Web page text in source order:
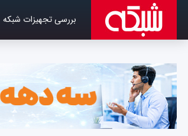
بررسی تجهیزات شبکه